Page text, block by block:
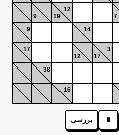
9
12
19
7
9
14
17
12
3
17
38
16
بررسی